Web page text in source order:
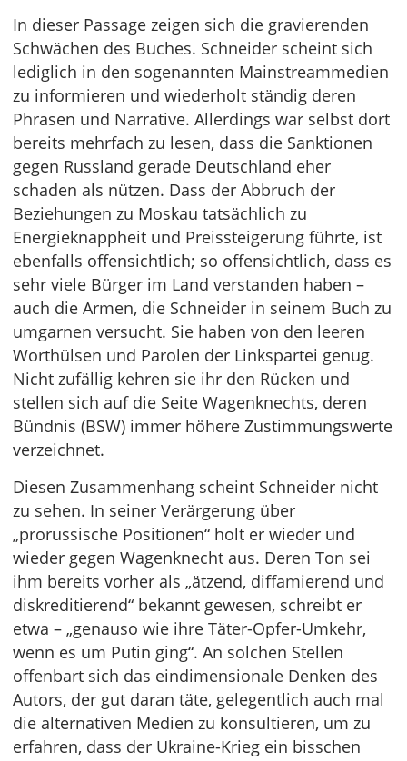
In dieser Passage zeigen sich die gravierenden
Schwächen des Buches. Schneider scheint sich
lediglich in den sogenannten Mainstreammedien
zu informieren und wiederholt ständig deren
Phrasen und Narrative. Allerdings war selbst dort
bereits mehrfach zu lesen, dass die Sanktionen
gegen Russland gerade Deutschland eher
schaden als nützen. Dass der Abbruch der
Beziehungen zu Moskau tatsächlich zu
Energieknappheit und Preissteigerung führte, ist
ebenfalls offensichtlich; so offensichtlich, dass es
sehr viele Bürger im Land verstanden haben –
auch die Armen, die Schneider in seinem Buch zu
umgarnen versucht. Sie haben von den leeren
Worthülsen und Parolen der Linkspartei genug.
Nicht zufällig kehren sie ihr den Rücken und
stellen sich auf die Seite Wagenknechts, deren
Bündnis (BSW) immer höhere Zustimmungswerte
verzeichnet.
Diesen Zusammenhang scheint Schneider nicht
zu sehen. In seiner Verärgerung über
„prorussische Positionen“ holt er wieder und
wieder gegen Wagenknecht aus. Deren Ton sei
ihm bereits vorher als „ätzend, diffamierend und
diskreditierend“ bekannt gewesen, schreibt er
etwa – „genauso wie ihre Täter-Opfer-Umkehr,
wenn es um Putin ging“. An solchen Stellen
offenbart sich das eindimensionale Denken des
Autors, der gut daran täte, gelegentlich auch mal
die alternativen Medien zu konsultieren, um zu
erfahren, dass der Ukraine-Krieg ein bisschen